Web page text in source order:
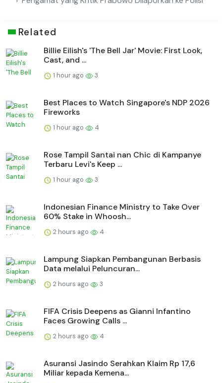
Related
Billie Eilish's 'The Bell Jar' Movie: First Look,
Cast, and ...
1 hour ago 3
Best Places to Watch Singapore's NDP 2026
Fireworks
1 hour ago 4
Rose Tampil Santai nan Chic di Kampanye
Terbaru Levi's Keep ...
1 hour ago 3
Indonesian Finance Ministry to Take Over
60% Stake in Whoosh...
2 hours ago 4
Lampung Siapkan Pembangunan Berbasis
Data melalui Peluncuran...
2 hours ago 3
FIFA Crisis Deepens as Gianni Infantino
Faces Growing Calls ...
2 hours ago 4
Asuransi Jasindo Serahkan Klaim Rp 17,6
Miliar kepada Kemena...